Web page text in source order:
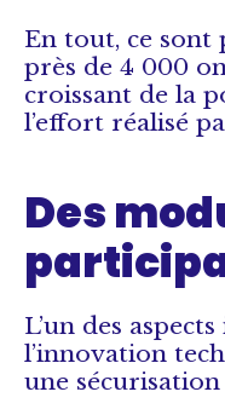
En tout, ce sont
près de 4 000
croissant de la
l’effort réalisé
Des
L’un des
l’innovation
une